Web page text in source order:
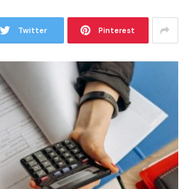
Twitter Pinterest